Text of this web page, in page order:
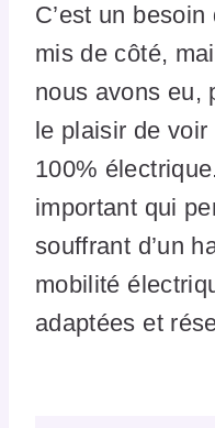
C’est un
mis de côté,
nous avons eu,
le plaisir de
100%
important qui
souffrant d’un
mobilité
adaptées et